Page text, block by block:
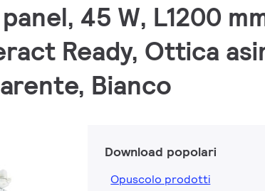
45 W, L1200
Ready, Ottica
Bianco
Download popolari
Opuscolo prodotti